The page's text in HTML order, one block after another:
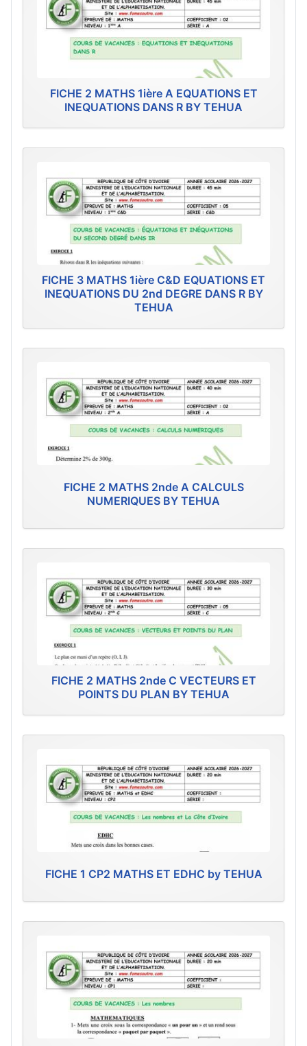
FICHE 2 MATHS 1ière A EQUATIONS ET
INEQUATIONS DANS R BY TEHUA
FICHE 3 MATHS 1ière C&D EQUATIONS ET
INEQUATIONS DU 2nd DEGRE DANS R BY
TEHUA
FICHE 2 MATHS 2nde A CALCULS
NUMERIQUES BY TEHUA
FICHE 2 MATHS 2nde C VECTEURS ET
POINTS DU PLAN BY TEHUA
FICHE 1 CP2 MATHS ET EDHC by TEHUA